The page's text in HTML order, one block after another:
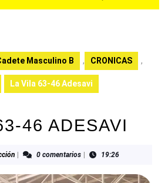
Masculino B , CRONICAS ,
La Vila 63-46 Adesavi
46 ADESAVI
Redacción0 comentarios 19:26